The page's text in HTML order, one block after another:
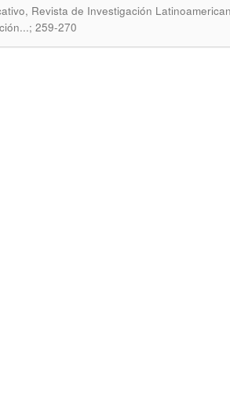
Revista de Investigación
259-270